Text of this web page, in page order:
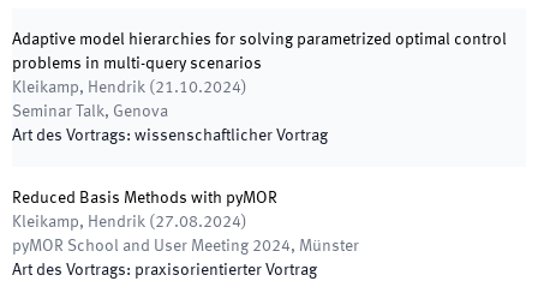
Adaptive model hierarchies for solving parametrized optimal control
problems in multi-query scenarios
Kleikamp, Hendrik ( 21.10.2024)
Seminar Talk, Genova
Art des Vortrags: wissenschaftlicher Vortrag
Reduced Basis Methods with pyMOR
Kleikamp, Hendrik ( 27.08.2024)
pyMOR School and User Meeting 2024, Münster
Art des Vortrags: praxisorientierter Vortrag